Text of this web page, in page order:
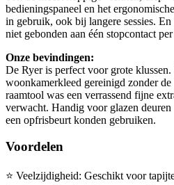
bedieningspaneel en het
in gebruik, ook bij langere sessies.
niet gebonden aan één stopcontact
Onze bevindingen:
De Ryer is perfect voor grote
woonkamerkleed gereinigd zonder
raamtool was een verrassend fijne
verwacht. Handig voor glazen
een opfrisbeurt konden gebruiken.
Voordelen
⭐ Veelzijdigheid: Geschikt voor